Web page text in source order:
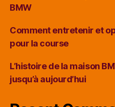
BMW
Comment entretenir et
pour la course
L’histoire de la maison
jusqu’à aujourd’hui